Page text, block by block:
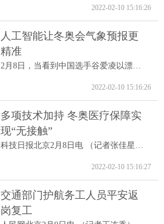
2022-02-10 15:16:26
人工智能让冬奥会气象预报更
精准
2022-02-10 15:16:26
多项技术加持 冬奥医疗保障实
现“无接触”
2022-02-10 15:16:27
交通部门护航务工人员平安返
岗复工